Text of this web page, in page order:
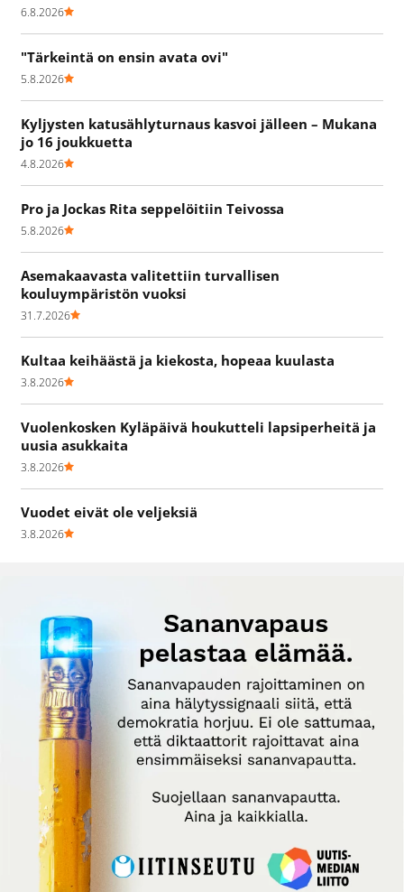
6.8.2026
"Tärkeintä on ensin avata ovi"
5.8.2026
Kyljysten katusählyturnaus kasvoi jälleen – Mukana
jo 16 joukkuetta
4.8.2026
Pro ja Jockas Rita seppelöitiin Teivossa
5.8.2026
Asemakaavasta valitettiin turvallisen
kouluympäristön vuoksi
31.7.2026
Kultaa keihäästä ja kiekosta, hopeaa kuulasta
3.8.2026
Vuolenkosken Kyläpäivä houkutteli lapsiperheitä ja
uusia asukkaita
3.8.2026
Vuodet eivät ole veljeksiä
3.8.2026